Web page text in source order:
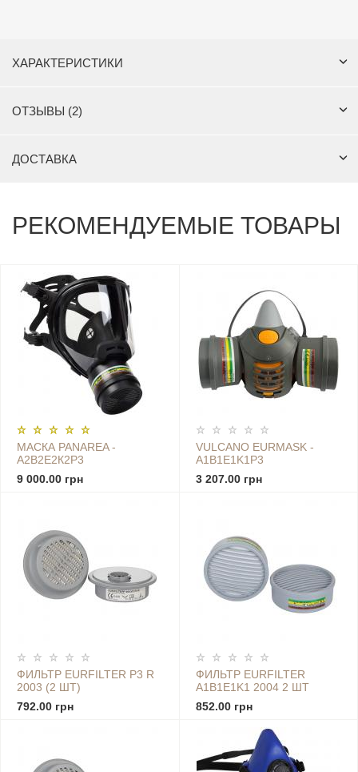
ХАРАКТЕРИСТИКИ
ОТЗЫВЫ (2)
ДОСТАВКА
РЕКОМЕНДУЕМЫЕ ТОВАРЫ
МАСКА PANAREA -
А2В2Е2К2Р3
9 000.00 грн
VULCANO EURMASK -
A1B1E1K1Р3
3 207.00 грн
ФИЛЬТР EURFILTER P3 R
2003 (2 ШТ)
792.00 грн
ФИЛЬТР EURFILTER
A1B1E1K1 2004 2 ШТ
852.00 грн